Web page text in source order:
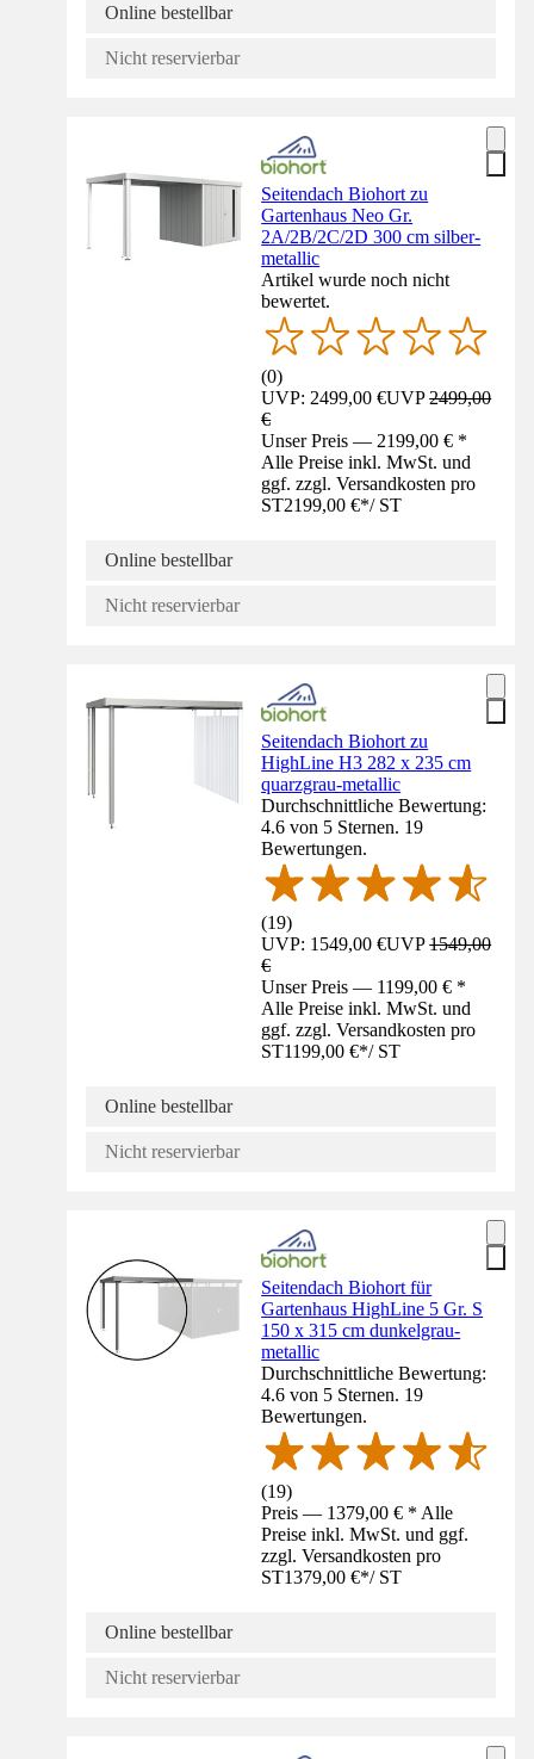
Online bestellbar
Nicht reservierbar
Seitendach Biohort zu
Gartenhaus Neo Gr.
2A/2B/2C/2D 300 cm silber-
metallic
Artikel wurde noch nicht
bewertet.
(0)
UVP: 2499,00 €UVP2499,00
€
Unser Preis — 2199,00 € *
Alle Preise inkl. MwSt. und
ggf. zzgl. Versandkosten pro
ST2199,00 €*/ ST
Online bestellbar
Nicht reservierbar
Seitendach Biohort zu
HighLine H3 282 x 235 cm
quarzgrau-metallic
Durchschnittliche Bewertung:
4.6 von 5 Sternen. 19
Bewertungen.
(19)
UVP: 1549,00 €UVP1549,00
€
Unser Preis — 1199,00 € *
Alle Preise inkl. MwSt. und
ggf. zzgl. Versandkosten pro
ST1199,00 €*/ ST
Online bestellbar
Nicht reservierbar
Seitendach Biohort für
Gartenhaus HighLine 5 Gr. S
150 x 315 cm dunkelgrau-
metallic
Durchschnittliche Bewertung:
4.6 von 5 Sternen. 19
Bewertungen.
(19)
Preis — 1379,00 € * Alle
Preise inkl. MwSt. und ggf.
zzgl. Versandkosten pro
ST1379,00 €*/ ST
Online bestellbar
Nicht reservierbar